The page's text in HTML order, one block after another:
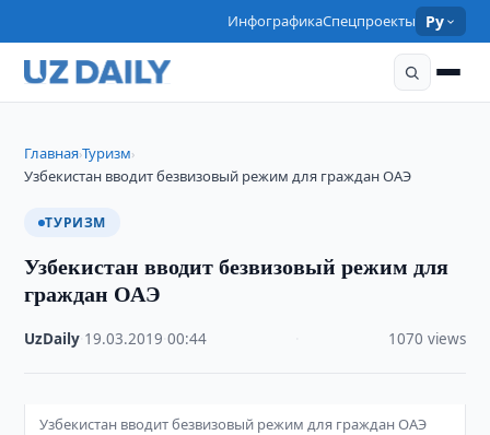
ИнфографикаСпецпроекты Ру
Главная›Туризм›
Узбекистан вводит безвизовый режим для граждан ОАЭ
ТУРИЗМ
Узбекистан вводит безвизовый режим для
граждан ОАЭ
UzDaily 19.03.2019 ·00:44 1070 views
Узбекистан вводит безвизовый режим для граждан ОАЭ